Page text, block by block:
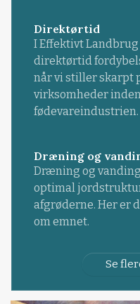
Direktørtid
I Effektivt
direktørtid
når vi stiller skarpt
virksomheder
fødevareindustrien.
Dræning og
Dræning og
optimal
afgrøderne. Her er
om emnet.
Se